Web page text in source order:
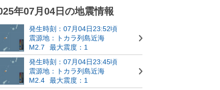
年07月04日の地震情報
発生時刻：07月04日23:52頃
震源地：トカラ列島近海
M2.7
最大震度：1
発生時刻：07月04日23:45頃
震源地：トカラ列島近海
M2.4
最大震度：1